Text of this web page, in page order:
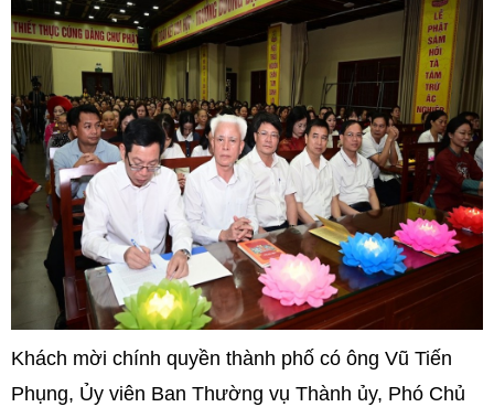
Khách mời chính quyền thành phố có ông Vũ Tiến
Phụng, Ủy viên Ban Thường vụ Thành ủy, Phó Chủ